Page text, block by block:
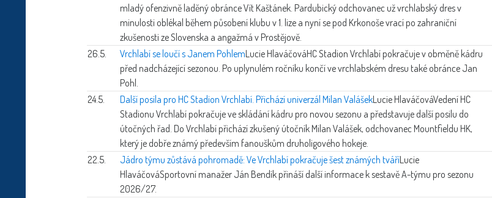
mladý ofenzivně laděný obránce Vít Kaštánek. Pardubický odchovanec už vrchlabský dres v
minulosti oblékal během působení klubu v 1. lize a nyní se pod Krkonoše vrací po zahraniční
zkušenosti ze Slovenska a angažmá v Prostějově.
26.5.
Vrchlabí se loučí s Janem PohlemLucie HlaváčováHC Stadion Vrchlabí pokračuje v obměně kádru
před nadcházející sezonou. Po uplynulém ročníku končí ve vrchlabském dresu také obránce Jan
Pohl.
24.5.
Další posila pro HC Stadion Vrchlabí. Přichází univerzál Milan ValášekLucie HlaváčováVedení HC
Stadionu Vrchlabí pokračuje ve skládání kádru pro novou sezonu a představuje další posilu do
útočných řad. Do Vrchlabí přichází zkušený útočník Milan Valášek, odchovanec Mountfieldu HK,
který je dobře známý především fanouškům druholigového hokeje.
22.5.
Jádro týmu zůstává pohromadě: Ve Vrchlabí pokračuje šest známých tváříLucie
HlaváčováSportovní manažer Ján Bendík přináší další informace k sestavě A-týmu pro sezonu
2026/27.